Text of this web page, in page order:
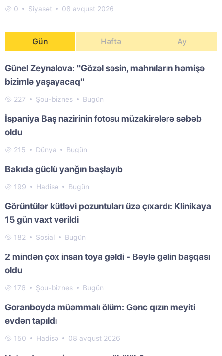
0 Siyasət 08 avqust 2026
Gün Həftə Ay
Günel Zeynalova: "Gözəl səsin, mahnıların həmişə
bizimlə yaşayacaq"
227 Şou-biznes Bugün
İspaniya Baş nazirinin fotosu müzakirələrə səbəb
oldu
215 Dünya Bugün
Bakıda güclü yanğın başlayıb
199 Hadisə Bugün
Görüntülər kütləvi pozuntuları üzə çıxardı: Klinikaya
15 gün vaxt verildi
182 Sosial Bugün
2 mindən çox insan toya gəldi - Bəylə gəlin başqası
oldu
176 Şou-biznes Bugün
Goranboyda müəmmalı ölüm: Gənc qızın meyiti
evdən tapıldı
150 Hadisə 08 avqust 2026